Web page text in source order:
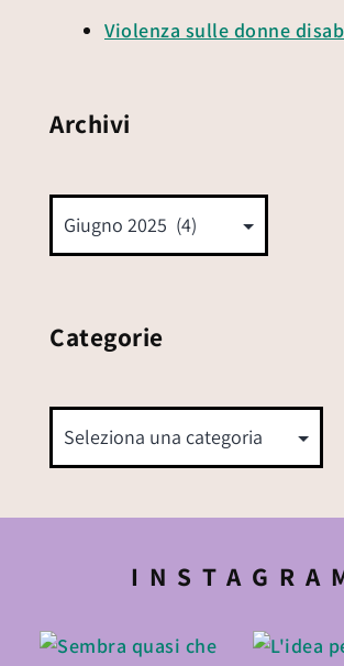
Violenza sulle donne
Archivi
Categorie